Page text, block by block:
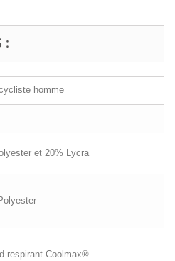
:
homme
et 20% Lycra
respirant Coolmax®